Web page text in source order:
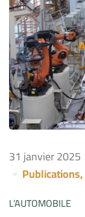
31 janvier 2025
Publications,
L’AUTOMOBILE